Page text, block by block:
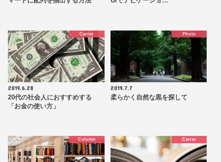
Carrer
2019.6.28
20代の社会人におすすめする
「お金の使い方」
Photo
2019.7.7
柔らかく自然な黒を探して
Column Carrer